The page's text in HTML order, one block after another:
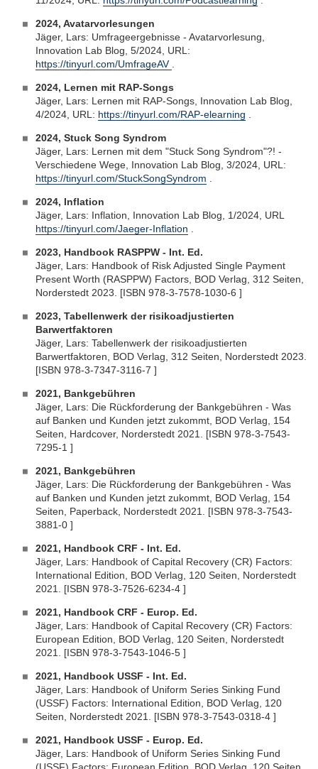
2024, Avatarvorlesungen
Jäger, Lars: Umfrageergebnisse - Avatarvorlesung,
Innovation Lab Blog, 5/2024, URL:
https://tinyurl.com/UmfrageAV
2024, Lernen mit RAP-Songs
Jäger, Lars: Lernen mit RAP-Songs, Innovation Lab Blog,
4/2024, URL: https://tinyurl.com/RAP-elearning
2024, Stuck Song Syndrom
Jäger, Lars: Lernen mit dem "Stuck Song Syndrom"?! -
Verschiedene Wege, Innovation Lab Blog, 3/2024, URL:
https://tinyurl.com/StuckSongSyndrom
2024, Inflation
Jäger, Lars: Inflation, Innovation Lab Blog, 1/2024, URL
https://tinyurl.com/Jaeger-Inflation
2023, Handbook RASPPW - Int. Ed.
Jäger, Lars: Handbook of Risk Adjusted Single Payment
Present Worth (RASPPW) Factors, BOD Verlag, 312 Seiten,
Norderstedt 2023. [ISBN 978-3-7578-1030-6 ]
2023, Tabellenwerk der risikoadjustierten
Barwertfaktoren
Jäger, Lars: Tabellenwerk der risikoadjustierten
Barwertfaktoren, BOD Verlag, 312 Seiten, Norderstedt 2023.
[ISBN 978-3-7347-3116-7 ]
2021, Bankgebühren
Jäger, Lars: Die Rückforderung der Bankgebühren - Was
auf Banken und Kunden jetzt zukommt, BOD Verlag, 154
Seiten, Hardcover, Norderstedt 2021. [ISBN 978-3-7543-
7295-1 ]
2021, Bankgebühren
Jäger, Lars: Die Rückforderung der Bankgebühren - Was
auf Banken und Kunden jetzt zukommt, BOD Verlag, 154
Seiten, Paperback, Norderstedt 2021. [ISBN 978-3-7543-
3881-0 ]
2021, Handbook CRF - Int. Ed.
Jäger, Lars: Handbook of Capital Recovery (CR) Factors:
International Edition, BOD Verlag, 120 Seiten, Norderstedt
2021. [ISBN 978-3-7526-6234-4 ]
2021, Handbook CRF - Europ. Ed.
Jäger, Lars: Handbook of Capital Recovery (CR) Factors:
European Edition, BOD Verlag, 120 Seiten, Norderstedt
2021. [ISBN 978-3-7543-1046-5 ]
2021, Handbook USSF - Int. Ed.
Jäger, Lars: Handbook of Uniform Series Sinking Fund
(USSF) Factors: International Edition, BOD Verlag, 120
Seiten, Norderstedt 2021. [ISBN 978-3-7543-0318-4 ]
2021, Handbook USSF - Europ. Ed.
Jäger, Lars: Handbook of Uniform Series Sinking Fund